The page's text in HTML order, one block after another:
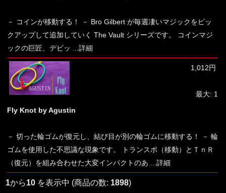
－ コインが移動する！ － Bro Gilbert が毎週凄いマジックをピッ
クアップして追加していく The Vault シリーズです。 コインマジ
ックの巨匠、デビッ
...詳細
1,012円
最大: 1
Fly Knot by Agustin
－ 切った輪ゴムが復元し、結び目が別の輪ゴムに移動する！ － 輪
ゴムを使用した不思議な現象です。 トランスポ（移動）とＴｎＲ
（復元）を組み合わせた大変インパクトのあ ...詳細
1から10 を表示中 (商品の数: 1898)